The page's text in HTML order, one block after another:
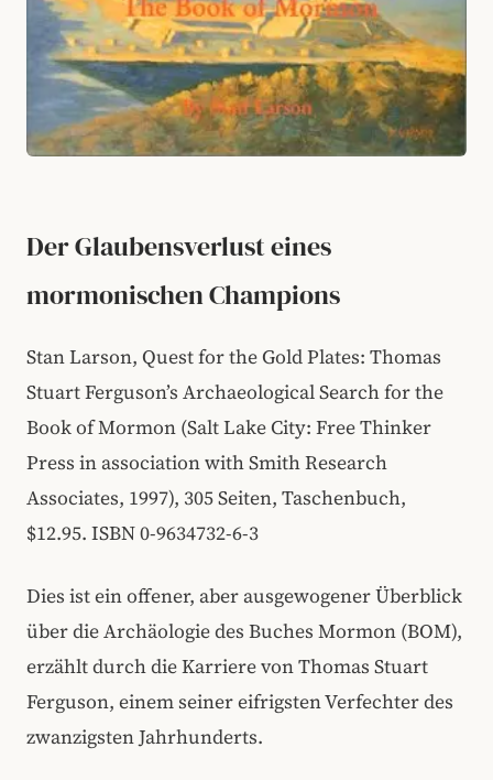
Der Glaubensverlust eines
mormonischen Champions
Stan Larson, Quest for the Gold Plates: Thomas
Stuart Ferguson’s Archaeological Search for the
Book of Mormon (Salt Lake City: Free Thinker
Press in association with Smith Research
Associates, 1997), 305 Seiten, Taschenbuch,
$12.95. ISBN 0-9634732-6-3
Dies ist ein offener, aber ausgewogener Überblick
über die Archäologie des Buches Mormon (BOM),
erzählt durch die Karriere von Thomas Stuart
Ferguson, einem seiner eifrigsten Verfechter des
zwanzigsten Jahrhunderts.